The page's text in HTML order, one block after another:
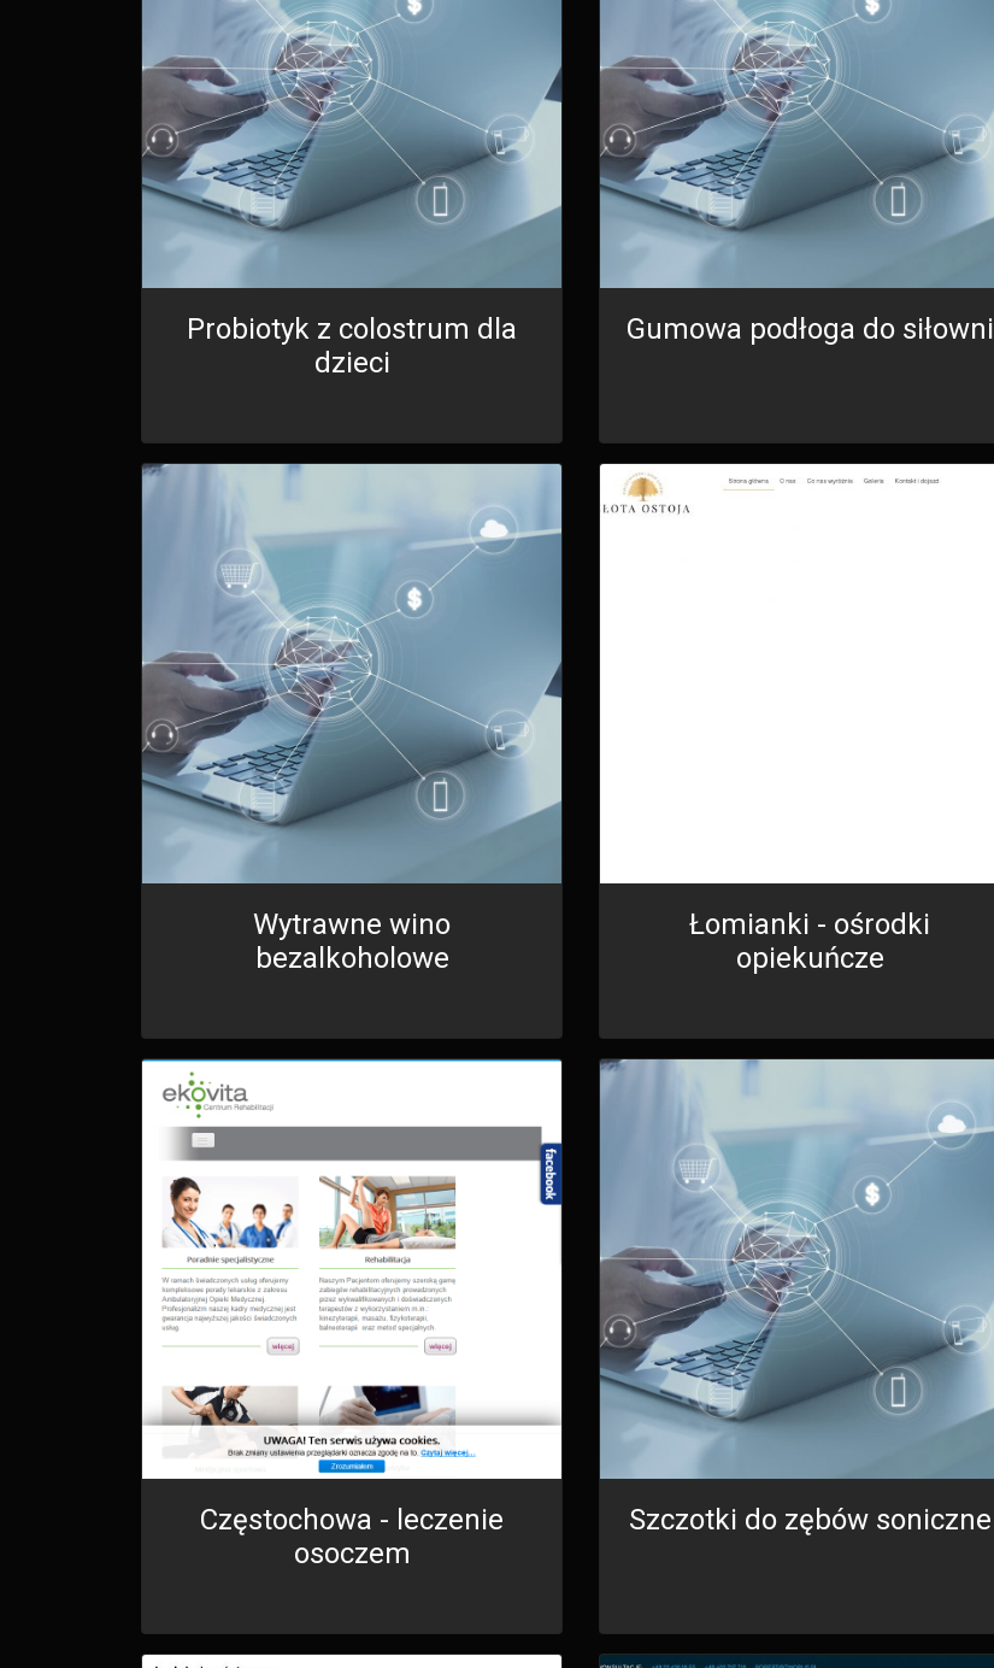
Probiotyk z colostrum dla
dzieci
Gumowa podłoga do siłowni
Wytrawne wino
bezalkoholowe
Łomianki - ośrodki
opiekuńcze
Częstochowa - leczenie
osoczem
Szczotki do zębów soniczne